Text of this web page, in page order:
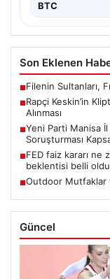
BTC
Son Eklenen
■Filenin Sultanları,
■Rapçi Keskin’in
Alınması
■Yeni Parti Manisa
Soruşturması
■FED faiz kararı ne
beklentisi belli oldu
■Outdoor Mutfaklar
Güncel